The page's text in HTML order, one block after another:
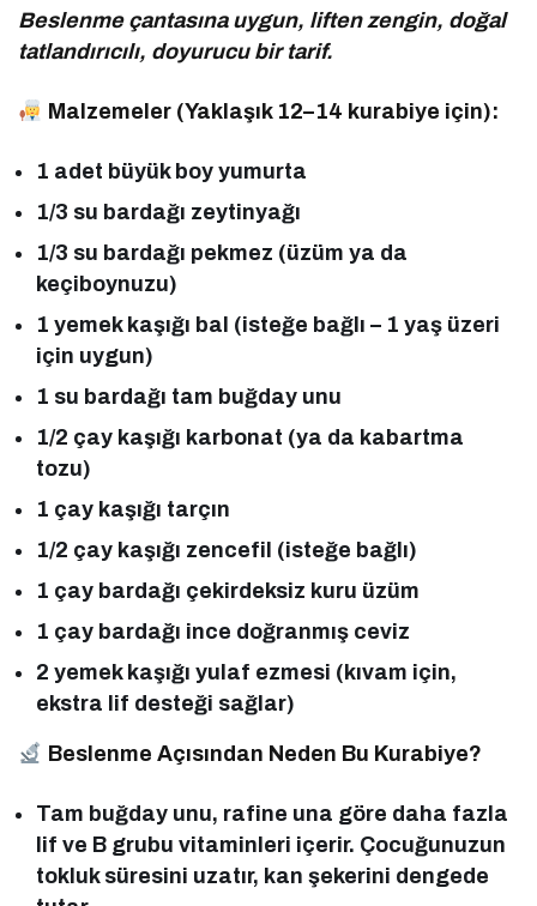
Beslenme çantasına uygun, liften zengin, doğal
tatlandırıcılı, doyurucu bir tarif.
Malzemeler (Yaklaşık 12–14 kurabiye için):
1 adet büyük boy yumurta
1/3 su bardağı zeytinyağı
1/3 su bardağı pekmez (üzüm ya da
keçiboynuzu)
1 yemek kaşığı bal (isteğe bağlı – 1 yaş üzeri
için uygun)
1 su bardağı tam buğday unu
1/2 çay kaşığı karbonat (ya da kabartma
tozu)
1 çay kaşığı tarçın
1/2 çay kaşığı zencefil (isteğe bağlı)
1 çay bardağı çekirdeksiz kuru üzüm
1 çay bardağı ince doğranmış ceviz
2 yemek kaşığı yulaf ezmesi (kıvam için,
ekstra lif desteği sağlar)
Beslenme Açısından Neden Bu Kurabiye?
Tam buğday unu, rafine una göre daha fazla
lif ve B grubu vitaminleri içerir. Çocuğunuzun
tokluk süresini uzatır, kan şekerini dengede